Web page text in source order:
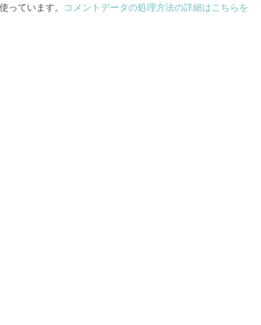
っています。
コメントデータの処理方法の詳細はこちらを